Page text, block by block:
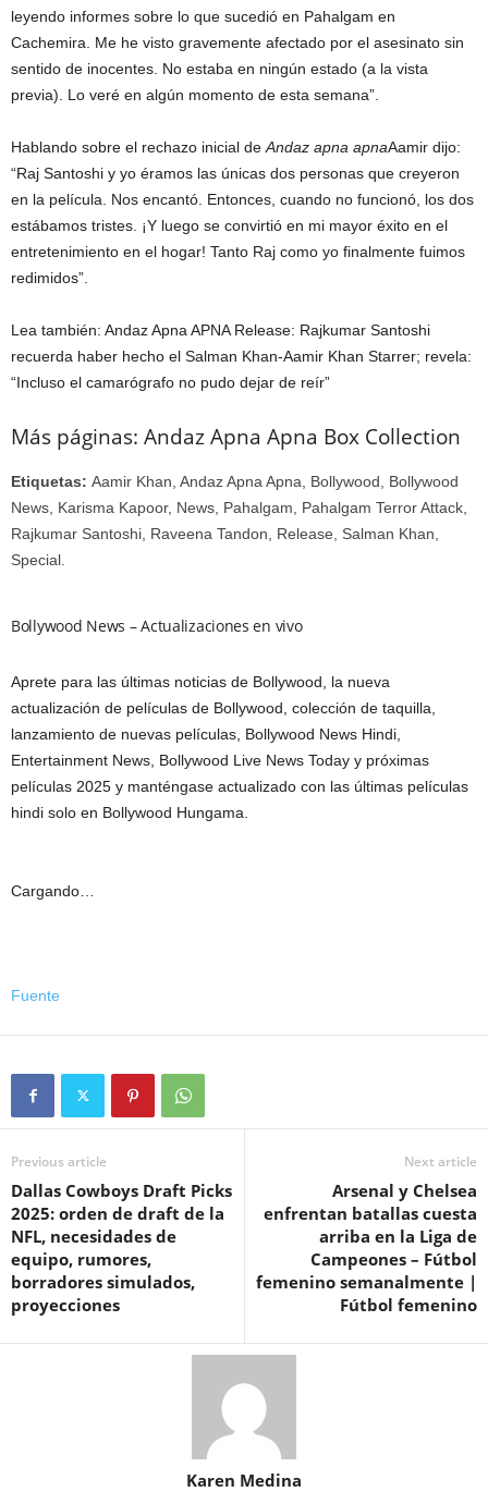
leyendo informes sobre lo que sucedió en Pahalgam en
Cachemira. Me he visto gravemente afectado por el asesinato sin
sentido de inocentes. No estaba en ningún estado (a la vista
previa). Lo veré en algún momento de esta semana”.
Hablando sobre el rechazo inicial de Andaz apna apnaAamir dijo:
“Raj Santoshi y yo éramos las únicas dos personas que creyeron
en la película. Nos encantó. Entonces, cuando no funcionó, los dos
estábamos tristes. ¡Y luego se convirtió en mi mayor éxito en el
entretenimiento en el hogar! Tanto Raj como yo finalmente fuimos
redimidos”.
Lea también: Andaz Apna APNA Release: Rajkumar Santoshi
recuerda haber hecho el Salman Khan-Aamir Khan Starrer; revela:
“Incluso el camarógrafo no pudo dejar de reír”
Más páginas: Andaz Apna Apna Box Collection
Etiquetas: Aamir Khan, Andaz Apna Apna, Bollywood, Bollywood
News, Karisma Kapoor, News, Pahalgam, Pahalgam Terror Attack,
Rajkumar Santoshi, Raveena Tandon, Release, Salman Khan,
Special.
Bollywood News – Actualizaciones en vivo
Aprete para las últimas noticias de Bollywood, la nueva
actualización de películas de Bollywood, colección de taquilla,
lanzamiento de nuevas películas, Bollywood News Hindi,
Entertainment News, Bollywood Live News Today y próximas
películas 2025 y manténgase actualizado con las últimas películas
hindi solo en Bollywood Hungama.
Cargando…
Fuente
Previous article
Dallas Cowboys Draft Picks
2025: orden de draft de la
NFL, necesidades de
equipo, rumores,
borradores simulados,
proyecciones
Next article
Arsenal y Chelsea
enfrentan batallas cuesta
arriba en la Liga de
Campeones – Fútbol
femenino semanalmente |
Fútbol femenino
Karen Medina